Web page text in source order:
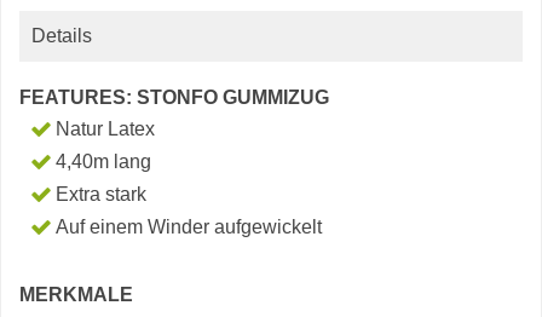
Details
FEATURES: STONFO GUMMIZUG
Natur Latex
4,40m lang
Extra stark
Auf einem Winder aufgewickelt
MERKMALE